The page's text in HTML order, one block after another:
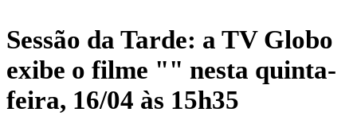
Sessão da Tarde: a TV Globo
exibe o filme "" nesta quinta-
feira, 16/04 às 15h35